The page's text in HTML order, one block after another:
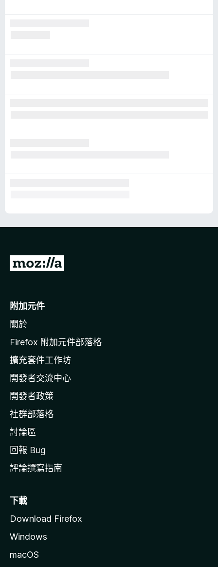
前
o
i
l
a
官
網
附加元件
關於
Firefox 附加元件部落格
擴充套件工作坊
開發者交流中心
開發者政策
社群部落格
討論區
回報 Bug
評論撰寫指南
下載
Download Firefox
Windows
macOS